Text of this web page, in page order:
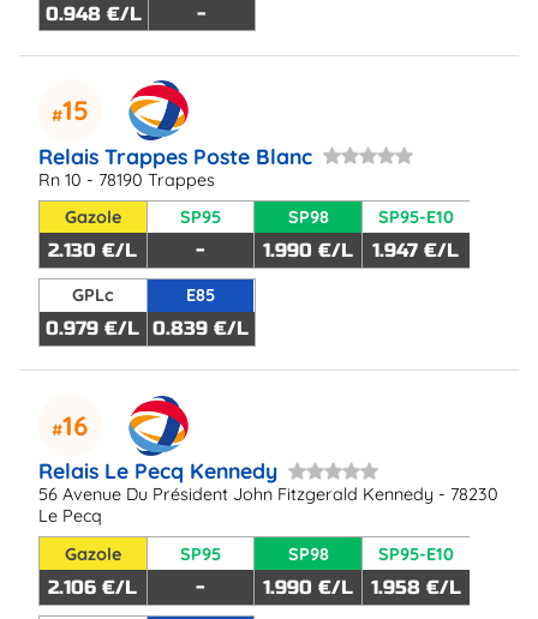
0.948 €/L -
15
Relais Trappes Poste Blanc
Rn 10 - 78190 Trappes
Gazole
2.130 €/L
SP95
-
SP98
1.990 €/L
SP95-E10
1.947 €/L
GPLc
0.979 €/L
E85
0.839 €/L
16
Relais Le Pecq Kennedy
56 Avenue Du Président John Fitzgerald Kennedy - 78230
Le Pecq
Gazole
2.106 €/L
SP95
-
SP98
1.990 €/L
SP95-E10
1.958 €/L